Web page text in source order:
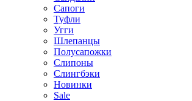
Сапоги
Туфли
Угги
Шлепанцы
Полусапожки
Слипоны
Слингбэки
Новинки
Sale